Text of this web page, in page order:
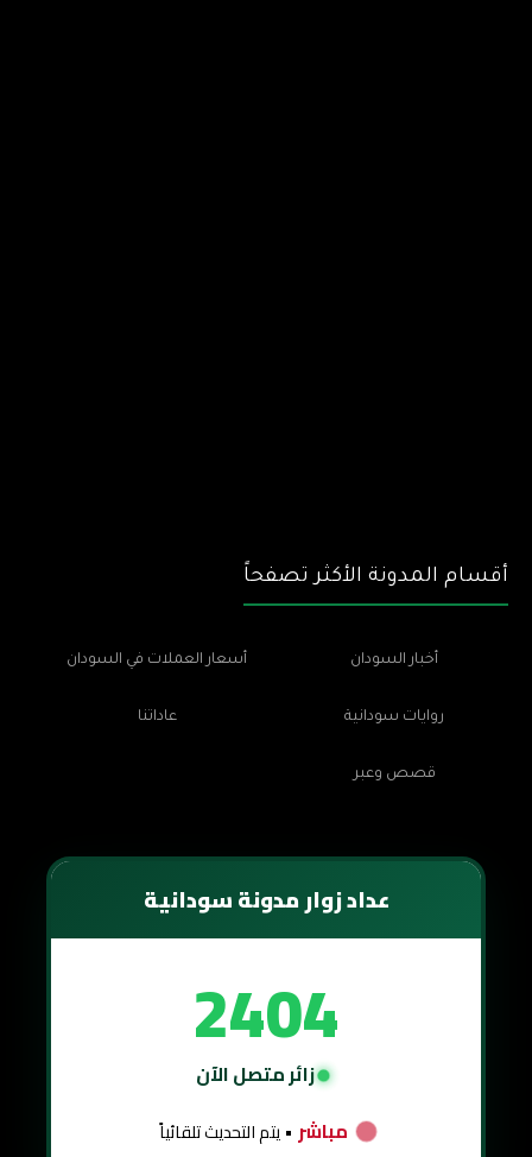
أقسام المدونة الأكثر تصفحاً
أخبار السودان أسعار العملات في السودان
روايات سودانية عاداتنا
قصص وعبر
عداد زوار مدونة سودانية
2404
زائر متصل الآن
مباشر • يتم التحديث تلقائياً